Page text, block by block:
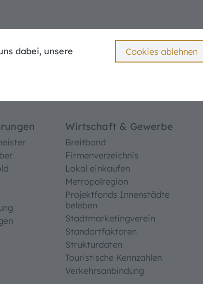
dabei, unsere
Cookies ablehnen
Leben in Treuchtlingen
Bebauungspläne
Wirtschaft & Gewerbe
Breitband
Firmenverzeichnis
Lokal einkaufen
Metropolregion
Projektfonds Innenstädte
beleben
Stadtmarketingverein
Standortfaktoren
Strukturdaten
Touristische Kennzahlen
Verkehrsanbindung